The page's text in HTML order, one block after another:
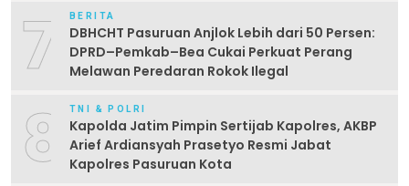
7 BERITA
DBHCHT Pasuruan Anjlok Lebih dari 50 Persen:
DPRD–Pemkab–Bea Cukai Perkuat Perang
Melawan Peredaran Rokok Ilegal
8 TNI & POLRI
Kapolda Jatim Pimpin Sertijab Kapolres, AKBP
Arief Ardiansyah Prasetyo Resmi Jabat
Kapolres Pasuruan Kota